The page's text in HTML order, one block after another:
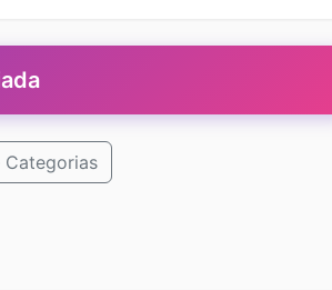
Categorias